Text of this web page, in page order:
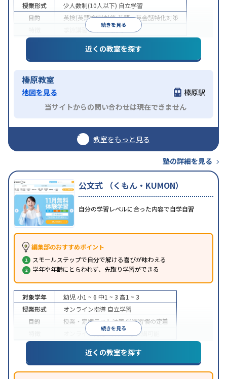
続きを見る
授業形式
少人数制(10人以下) 自立学習
目的
英検(英語検定)対策英語・英会話特化対策
季節講習のみの受講可
近くの教室を探す
榛原教室
地図を見る
榛原駅
当サイトからの問い合わせは現在できません
教室をもっと見る
塾の詳細を見る
公文式 （くもん・KUMON）
自分の学習レベルに合った内容で自学自習
編集部のおすすめポイント
スモールステップで自分で解ける喜びが味わえる
学年や年齢にとらわれず、先取り学習ができる
続きを見る
対象学年 幼児 小1 ~ 6 中1 ~ 3 高1 ~ 3
授業形式
オンライン指導 自立学習
目的
授業・定期テスト対策学習習慣の定着
オンライン対応1科目から受講可能
近くの教室を探す